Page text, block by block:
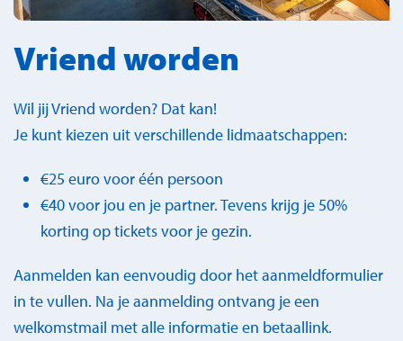
Vriend worden
Wil jij Vriend worden? Dat kan!
Je kunt kiezen uit verschillende lidmaatschappen:
€25 euro voor één persoon
€40 voor jou en je partner. Tevens krijg je 50%
korting op tickets voor je gezin.
Aanmelden kan eenvoudig door het aanmeldformulier
in te vullen. Na je aanmelding ontvang je een
welkomstmail met alle informatie en betaallink.